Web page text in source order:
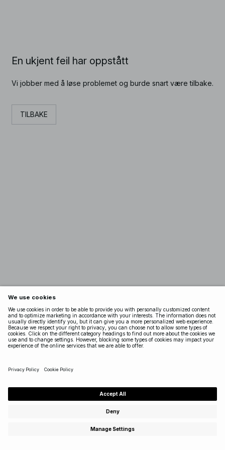
En ukjent feil har oppstått
Vi jobber med å løse problemet og burde snart være tilbake.
TILBAKE